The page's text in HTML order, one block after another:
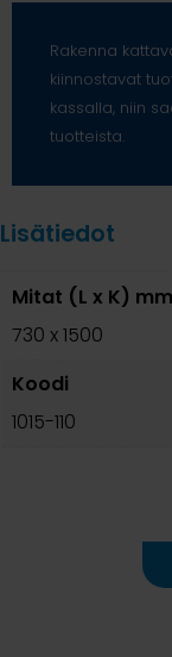
Rakenna
kiinnostavat
kassalla, niin
tuotteista.
Lisätiedot
Mitat (L x K) mm
730 x 1500
Koodi
1015-110